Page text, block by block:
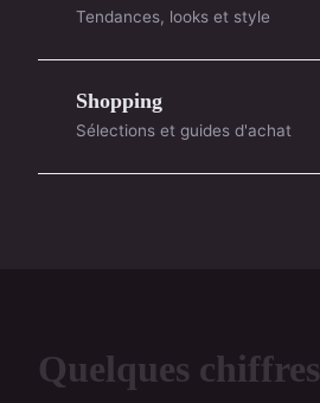
Tendances, looks et style
Shopping
Sélections et guides d'achat
Quelques chiffres